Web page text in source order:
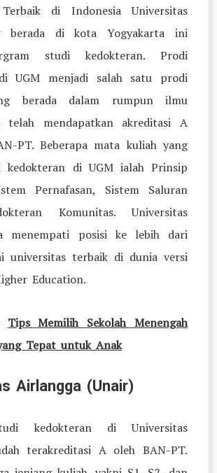
di Indonesia Universitas
berada di kota Yogyakarta ini
studi kedokteran. Prodi
UGM menjadi salah satu prodi
berada dalam rumpun ilmu
telah mendapatkan akreditasi A
PT. Beberapa mata kuliah yang
di UGM ialah Prinsip
Pernafasan, Sistem Saluran
Komunitas. Universitas
menempati posisi ke lebih dari
universitas terbaik di dunia versi
Education.
Tips Memilih Sekolah Menengah
Tepat untuk Anak
Airlangga (Unair)
kedokteran di Universitas
terakreditasi A oleh BAN-PT.